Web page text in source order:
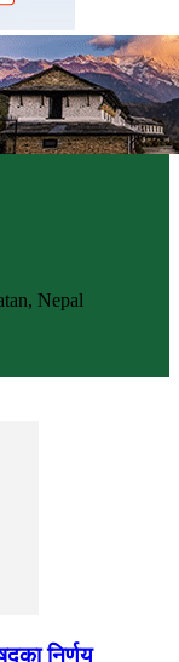
Nepal
निर्णय